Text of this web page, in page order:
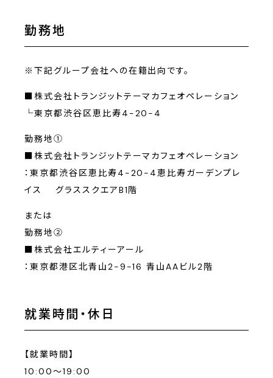
勤務地
※下記グループ会社への在籍出向です。
■株式会社トランジットテーマカフェオペレーション
└東京都渋谷区恵比寿4-20-4
勤務地①
■株式会社トランジットテーマカフェオペレーション
：東京都渋谷区恵比寿4-20-4恵比寿ガーデンプレ
イス グラススクエアB1階
または
勤務地②
■株式会社エルティーアール
：東京都港区北青山2-9-16 青山AAビル2階
就業時間・休日
【就業時間】
10:00〜19:00